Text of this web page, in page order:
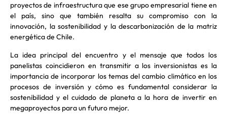
proyectos de infraestructura que ese grupo empresarial tiene en
el país, sino que también resalta su compromiso con la
innovación, la sostenibilidad y la descarbonización de la matriz
energética de Chile.
La idea principal del encuentro y el mensaje que todos los
panelistas coincidieron en transmitir a los inversionistas es la
importancia de incorporar los temas del cambio climático en los
procesos de inversión y cómo es fundamental considerar la
sostenibilidad y el cuidado de planeta a la hora de invertir en
megaproyectos para un futuro mejor.